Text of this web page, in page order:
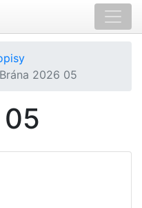
Brána 2026 05